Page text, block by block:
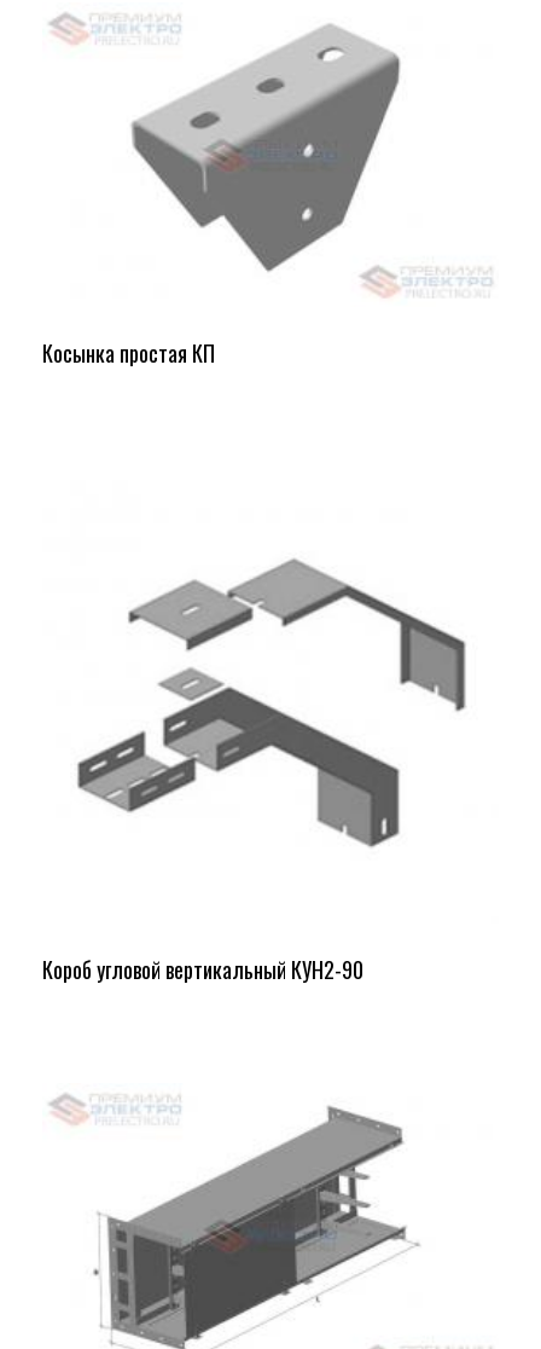
Косынка простая КП
Короб угловой вертикальный КУН2-90